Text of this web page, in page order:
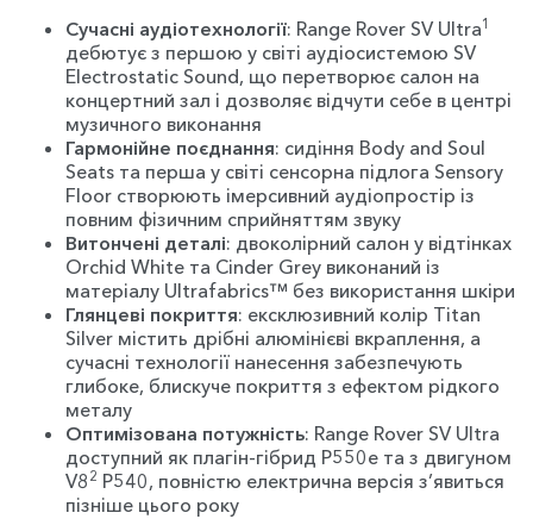
Сучасні аудіотехнології: Range Rover SV Ultra1
дебютує з першою у світі аудіосистемою SV
Electrostatic Sound, що перетворює салон на
концертний зал і дозволяє відчути себе в центрі
музичного виконання
Гармонійне поєднання: сидіння Body and Soul
Seats та перша у світі сенсорна підлога Sensory
Floor створюють імерсивний аудіопростір із
повним фізичним сприйняттям звуку
Витончені деталі: двоколірний салон у відтінках
Orchid White та Cinder Grey виконаний із
матеріалу Ultrafabrics™ без використання шкіри
Глянцеві покриття: ексклюзивний колір Titan
Silver містить дрібні алюмінієві вкраплення, а
сучасні технології нанесення забезпечують
глибоке, блискуче покриття з ефектом рідкого
металу
Оптимізована потужність: Range Rover SV Ultra
доступний як плагін-гібрид P550e та з двигуном
V8 2 P540, повністю електрична версія з’явиться
пізніше цього року